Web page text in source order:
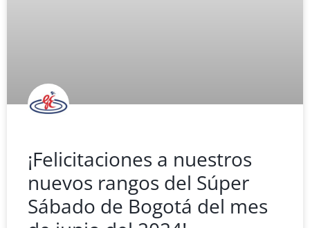
¡Felicitaciones a nuestros
nuevos rangos del Súper
Sábado de Bogotá del mes